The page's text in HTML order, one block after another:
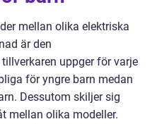
mellan olika elektriska
är den
uppger för varje
för yngre barn medan
Dessutom skiljer sig
mellan olika modeller.